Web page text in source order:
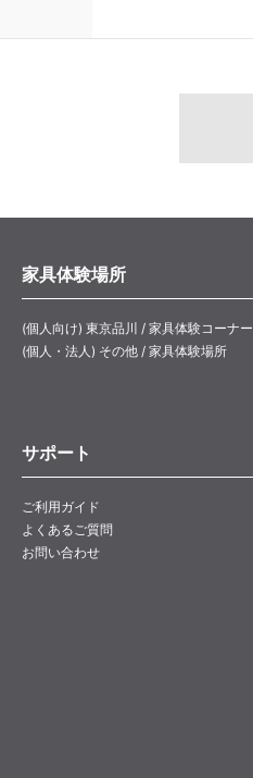
家具体験場所
(個人向け) 東京品川 / 家具体験コーナー
(個人・法人) その他 / 家具体験場所
サポート
ご利用ガイド
よくあるご質問
お問い合わせ